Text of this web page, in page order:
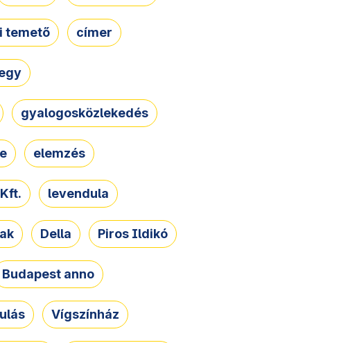
temető címer
gyalogosközlekedés
elemzés
levendula
Della Piros Ildikó
Budapest anno
Vígszínház